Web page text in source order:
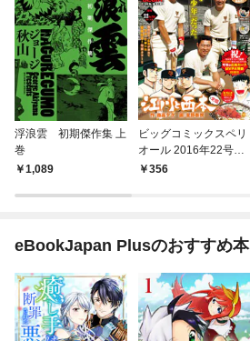
浮浪雲 初期傑作集 上
巻
1,089
ビッグコミックスペリ
オール 2016年22号
（2016年10月28日発
356
eBookJapan Plusのおすすめ本